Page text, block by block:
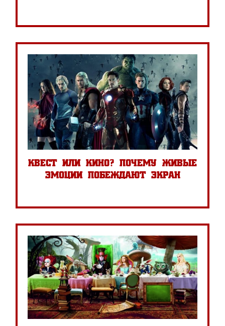
квест или кино? почему живые
эмоции побеждают экран